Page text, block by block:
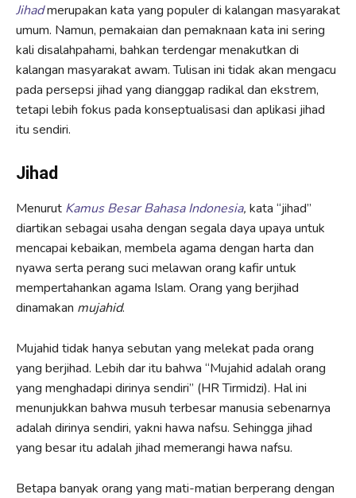
Jihadmerupakan kata yang populer di kalangan masyarakat
umum. Namun, pemakaian dan pemaknaan kata ini sering
kali disalahpahami, bahkan terdengar menakutkan di
kalangan masyarakat awam. Tulisan ini tidak akan mengacu
pada persepsi jihad yang dianggap radikal dan ekstrem,
tetapi lebih fokus pada konseptualisasi dan aplikasi jihad
itu sendiri.
Jihad
Menurut Kamus Besar Bahasa Indonesia, kata “jihad”
diartikan sebagai usaha dengan segala daya upaya untuk
mencapai kebaikan, membela agama dengan harta dan
nyawa serta perang suci melawan orang kafir untuk
mempertahankan agama Islam. Orang yang berjihad
dinamakan mujahid.
Mujahid tidak hanya sebutan yang melekat pada orang
yang berjihad. Lebih dar itu bahwa “Mujahid adalah orang
yang menghadapi dirinya sendiri” (HR Tirmidzi). Hal ini
menunjukkan bahwa musuh terbesar manusia sebenarnya
adalah dirinya sendiri, yakni hawa nafsu. Sehingga jihad
yang besar itu adalah jihad memerangi hawa nafsu.
Betapa banyak orang yang mati-matian berperang dengan